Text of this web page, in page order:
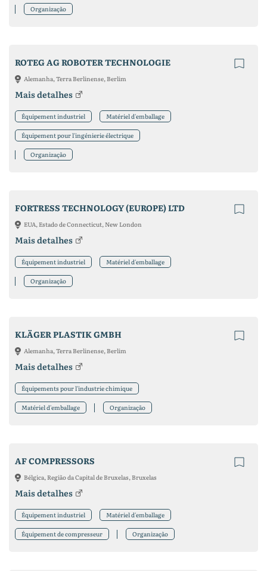
Organização
ROTEG AG ROBOTER TECHNOLOGIE
Alemanha, Terra Berlinense, Berlim
Mais detalhes
Équipement industriel Matériel d'emballage
Équipement pour l'ingénierie électrique
Organização
FORTRESS TECHNOLOGY (EUROPE) LTD
EUA, Estado de Connecticut, New London
Mais detalhes
Équipement industriel Matériel d'emballage
Organização
KLÄGER PLASTIK GMBH
Alemanha, Terra Berlinense, Berlim
Mais detalhes
Équipements pour l'industrie chimique
Matériel d'emballage Organização
AF COMPRESSORS
Bélgica, Região da Capital de Bruxelas, Bruxelas
Mais detalhes
Équipement industriel Matériel d'emballage
Équipement de compresseur Organização